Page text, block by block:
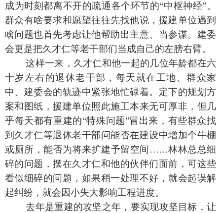
成为时刻都离不开的疏通各个环节的“中枢神经”。
群众有啥要求和愿望往往先找他说，援建单位遇到
啥问题也首先考虑让他帮助出主意、当参谋。建委
会更是把久才仁等老干部们当成自己的左膀右臂。
这样一来，久才仁和他一起的几位年龄都在六
十岁左右的退休老干部，每天就在工地、群众家
中、建委会的轨迹中紧张地忙碌着。定下的规划方
案和图纸，援建单位照此施工本来无可厚非，但几
乎每天都有重建的“特殊问题”冒出来，有些群众找
到久才仁等退体老干部问能否在建设中增加个牛棚
或厕所，能否为将来扩建予留空间……林林总总细
碎的问题，摆在久才仁和他的伙伴们面前，可这些
看似细碎的问题，如果稍一处理不好，就会起误解
起纠纷，就会因小失大影响工程进度。
去年是重建的攻坚之年，要实现攻坚目标，让